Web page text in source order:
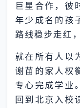
巨星合作，彼
年少成名的孩
路线稳步走红
就在所有人以
谢苗的家人权
专心完成学业
回到北京入校